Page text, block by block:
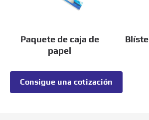
Paquete de caja de
papel
Consigue una cotización